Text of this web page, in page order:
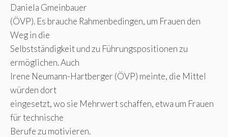
Daniela Gmeinbauer
(ÖVP). Es brauche Rahmenbedingen, um Frauen den
Weg in die
Selbstständigkeit und zu Führungspositionen zu
ermöglichen. Auch
Irene Neumann-Hartberger (ÖVP) meinte, die Mittel
würden dort
eingesetzt, wo sie Mehrwert schaffen, etwa um Frauen
für technische
Berufe zu motivieren.